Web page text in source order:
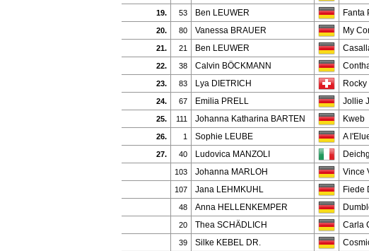
19. 53 Ben LEUWER Fanta
20. 80 Vanessa BRAUER My
21. 21 Ben LEUWER
22. 38 Calvin BÖCKMANN
23. 83 Lya DIETRICH Rocky
24. 67 Emilia PRELL Jollie
25. 111 Johanna Katharina BARTEN Kweb
26. 1 Sophie LEUBE A
27. 40 Ludovica MANZOLI
103 Johanna MARLOH Vince
107 Jana LEHMKUHL Fiede
48 Anna HELLENKEMPER
20 Thea SCHÄDLICH Carla
39 Silke KEBEL DR.